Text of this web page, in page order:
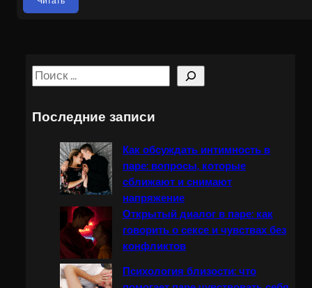
S
a
Последние записи
Как обсуждать интимность в
паре: вопросы, которые
сближают и снимают
напряжение
Открытый диалог в паре: как
говорить о сексе и чувствах без
конфликтов
Психология близости: что